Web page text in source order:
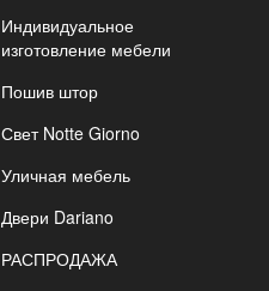
Индивидуальное
изготовление мебели
Пошив штор
Свет Notte Giorno
Уличная мебель
Двери Dariano
РАСПРОДАЖА